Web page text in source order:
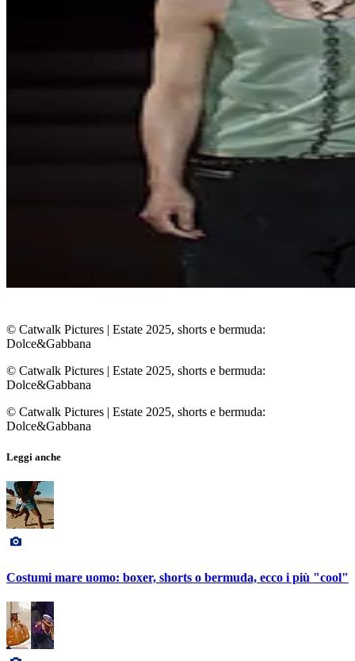
© Catwalk Pictures | Estate 2025, shorts e bermuda:
Dolce&Gabbana
© Catwalk Pictures | Estate 2025, shorts e bermuda:
Dolce&Gabbana
© Catwalk Pictures | Estate 2025, shorts e bermuda:
Dolce&Gabbana
Leggi anche
Costumi mare uomo: boxer, shorts o bermuda, ecco i più "cool"